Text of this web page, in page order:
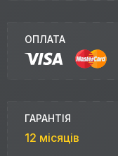
ОПЛАТА
ГАРАНТІЯ
12 місяців